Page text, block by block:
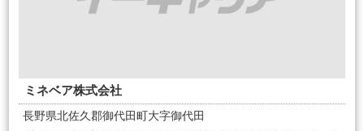
ミネベア株式会社
長野県北佐久郡御代田町大字御代田